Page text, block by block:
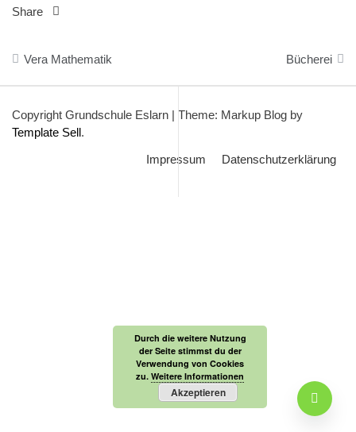
Share
Vera Mathematik Bücherei
Copyright Grundschule Eslarn | Theme: Markup Blog by
Template Sell.
Impressum
Datenschutzerklärung
Durch die weitere Nutzung
der Seite stimmst du der
Verwendung von Cookies
zu. Weitere Informationen
Akzeptieren